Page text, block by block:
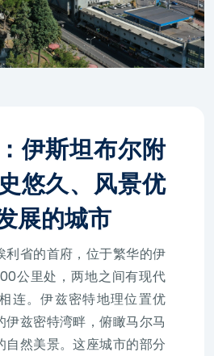
伊斯坦布尔附
悠久、风景优
展的城市
利省的首府，位于繁华的伊
公里处，两地之间有现代
连。伊兹密特地理位置优
伊兹密特湾畔，俯瞰马尔马
自然美景。这座城市的部分